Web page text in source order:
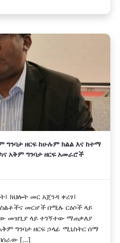
ግንባታ ዘርፍ ከሁሉም ክልል እና ከተማ
አቅም ግንባታ ዘርፍ አመራሮች
ክህሎት መር አጀንዳ ቀረፃ፤
መርሆች በሚሉ ርዕሶች ላይ
መዝጊያ ላይ ተገኝተው ማጠቃለያ
ግንባታ ዘርፍ ኃላፊ ሚኒስትር ሰማ
[...]